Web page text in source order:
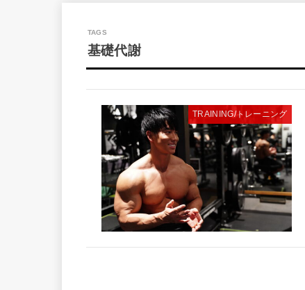
基礎代謝
TRAINING/トレーニング